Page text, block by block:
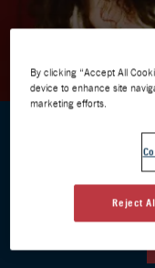
DATES DES
SAMEDI,16
By clicking “Accept All
device to enhance site
marketing efforts.
Reject